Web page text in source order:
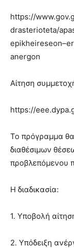
https://
drasterioteta/
anergon
Αίτηση
https://
Το πρόγραμμα
διαθέσιμων
προβλεπόμενου
Η διαδικασία:
1. Υποβολή
2. Υπόδειξη